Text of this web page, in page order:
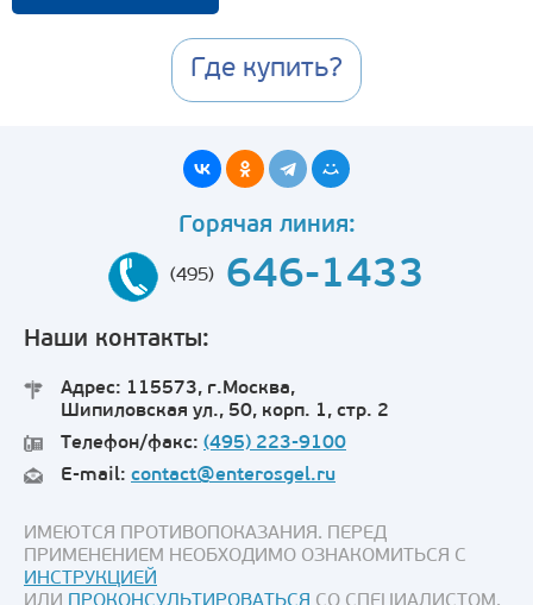
Где купить?
Горячая линия:
(495) 646-1433
Наши контакты:
Адрес: 115573, г.Москва,
Шипиловская ул., 50, корп. 1, стр. 2
Телефон/факс: (495) 223-9100
E-mail: contact@enterosgel.ru
ИМЕЮТСЯ ПРОТИВОПОКАЗАНИЯ. ПЕРЕД
ПРИМЕНЕНИЕМ НЕОБХОДИМО ОЗНАКОМИТЬСЯ С
ИНСТРУКЦИЕЙ
ИЛИ ПРОКОНСУЛЬТИРОВАТЬСЯ СО СПЕЦИАЛИСТОМ.